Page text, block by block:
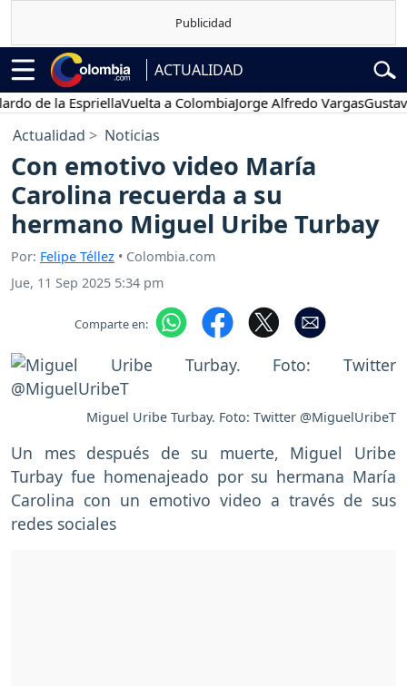
ACTUALIDAD
la EspriellaVuelta a ColombiaJorge Alfredo VargasGustavo
Actualidad Noticias
Con emotivo video María
Carolina recuerda a su
hermano Miguel Uribe Turbay
Por: Felipe Téllez • Colombia.com
Jue, 11 Sep 2025 5:34 pm
Comparte en:
Miguel Uribe Turbay. Foto: Twitter @MiguelUribeT
Un mes después de su muerte, Miguel Uribe
Turbay fue homenajeado por su hermana María
Carolina con un emotivo video a través de sus
redes sociales